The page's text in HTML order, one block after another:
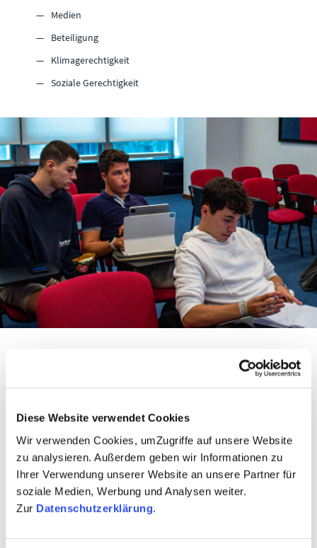
Diese Website verwendet Cookies
Wir verwenden Cookies, umZugriffe auf unsere Website
zu analysieren. Außerdem geben wir Informationen zu
Ihrer Verwendung unserer Website an unsere Partner für
soziale Medien, Werbung und Analysen weiter.
Zur Datenschutzerklärung.
Medien
Beteiligung
Klimagerechtigkeit
Soziale Gerechtigkeit
Der Kurs ist in mehrere Workshops gegliedert, die von
jungen Trainer*innen geleitet werden und darauf
aktuelle europäische Themen zu verwickeln und ein
zu vermitteln. Wir unterstützen die eigenständige Arbeit
der jungen Teilnehmer in kleinen Gruppen, damit sie die
verschiedenen Bedürfnisse im Klassenzimmer
bestmöglich angehen können. All dies geschieht durch
einen interaktiven Methodenmix, sowohl mit analogen